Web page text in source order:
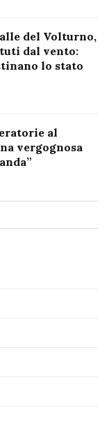
del Volturno,
dal vento:
lo stato
al
vergognosa